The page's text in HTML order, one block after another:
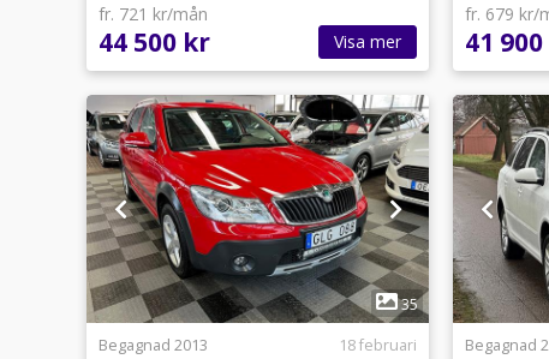
fr. 721 kr/mån
44 500 kr Visa mer
fr. 679 kr/
41
1
35
Begagnad 2013
18 februari
Begagnad